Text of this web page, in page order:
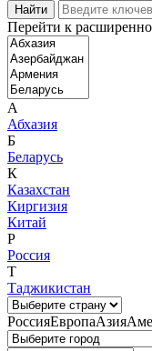
Перейти к
А
Абхазия
Б
Беларусь
К
Казахстан
Киргизия
Китай
Р
Россия
Т
Таджикистан
РоссияЕвропаАзия